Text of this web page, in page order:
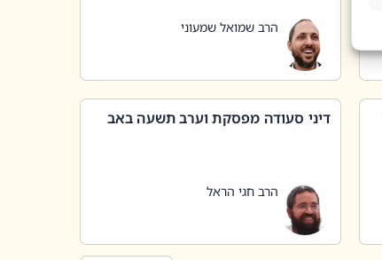
הרב שמואל שמעוני
דיני סעודה מפסקת וערב תשעה באב
הרב חגי הראל